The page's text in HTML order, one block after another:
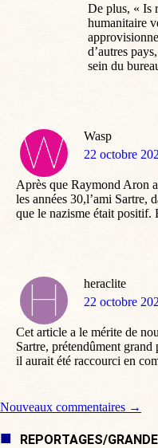
De plus, « Is
humanitaire
d’autres
sein du
Wasp
dit
22 octobre
Après que Raymond Aron
les années 30,l’ami Sartre,
que le nazisme était positif.
heraclite
dit
22 octobre
Cet article a le mérite de
Sartre, prétendûment
il aurait été raccourci en
Navigation de
Nouveaux commentaires →
REPORTAGES/